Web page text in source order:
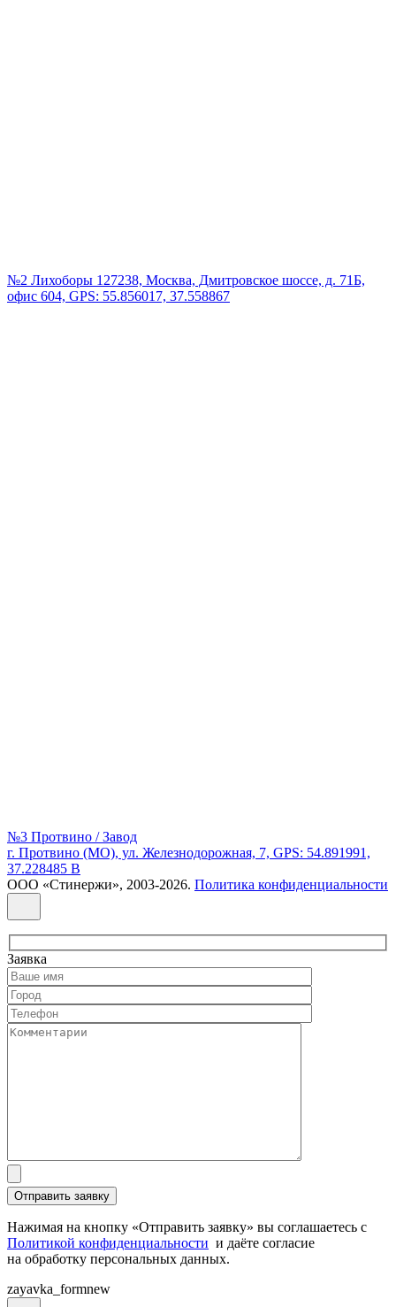
№2 Лихоборы 127238, Москва, Дмитровское шоссе, д. 71Б,
офис 604, GPS: 55.856017, 37.558867
№3 Протвино / Завод
г. Протвино (МО), ул. Железнодорожная, 7, GPS: 54.891991,
37.228485 В
ООО «Стинержи», 2003-2026. Политика конфиденциальности
Заявка
Нажимая на кнопку «Отправить заявку» вы соглашаетесь с
Политикой конфиденциальности и даёте согласие
на обработку персональных данных.
zayavka_formnew